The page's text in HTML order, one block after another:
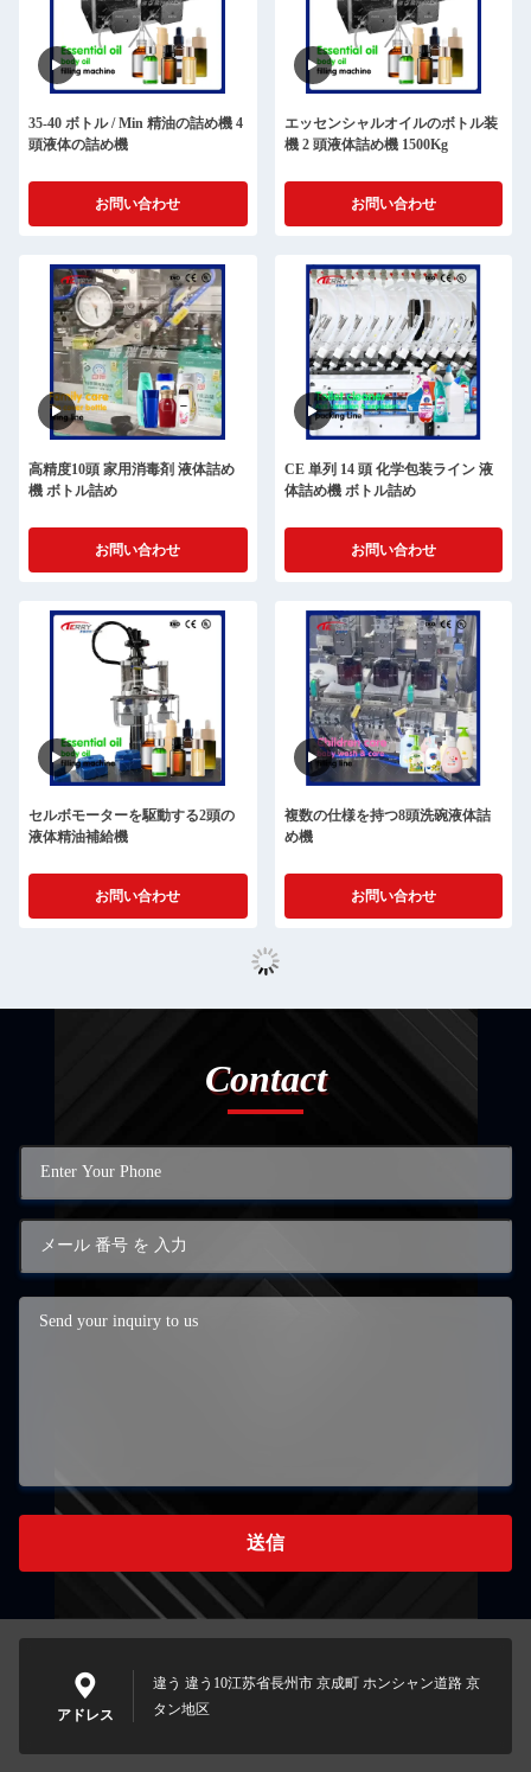
35-40 ボトル / Min 精油の詰め機 4
頭液体の詰め機
お問い合わせ
エッセンシャルオイルのボトル装
機 2 頭液体詰め機 1500Kg
お問い合わせ
高精度10頭 家用消毒剤 液体詰め
機 ボトル詰め
お問い合わせ
CE 単列 14 頭 化学包装ライン 液
体詰め機 ボトル詰め
お問い合わせ
セルボモーターを駆動する2頭の
液体精油補給機
お問い合わせ
複数の仕様を持つ8頭洗碗液体詰
め機
お問い合わせ
Contact
送信
アドレス
違う 違う10江苏省長州市 京成町 ホンシャン道路 京
タン地区